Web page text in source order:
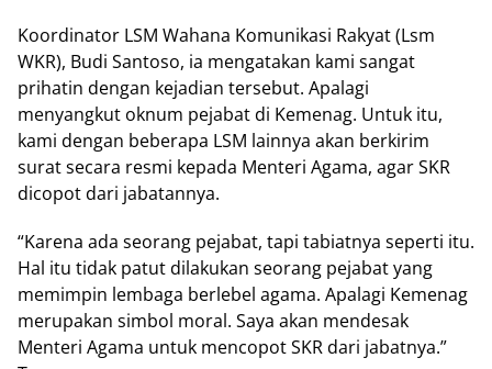
Koordinator LSM Wahana Komunikasi Rakyat (Lsm
WKR), Budi Santoso, ia mengatakan kami sangat
prihatin dengan kejadian tersebut. Apalagi
menyangkut oknum pejabat di Kemenag. Untuk itu,
kami dengan beberapa LSM lainnya akan berkirim
surat secara resmi kepada Menteri Agama, agar SKR
dicopot dari jabatannya.
“Karena ada seorang pejabat, tapi tabiatnya seperti itu.
Hal itu tidak patut dilakukan seorang pejabat yang
memimpin lembaga berlebel agama. Apalagi Kemenag
merupakan simbol moral. Saya akan mendesak
Menteri Agama untuk mencopot SKR dari jabatnya.”